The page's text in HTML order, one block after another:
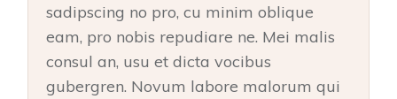
sadipscing no pro, cu minim oblique
eam, pro nobis repudiare ne. Mei malis
consul an, usu et dicta vocibus
gubergren. Novum labore malorum qui